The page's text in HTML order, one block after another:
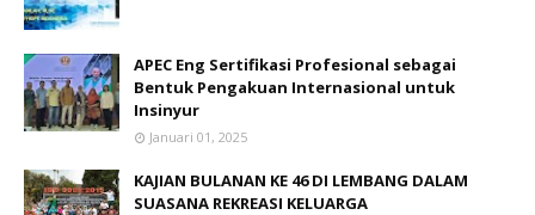
APEC Eng Sertifikasi Profesional sebagai
Bentuk Pengakuan Internasional untuk
Insinyur
Januari 01, 2025
KAJIAN BULANAN KE 46 DI LEMBANG DALAM
SUASANA REKREASI KELUARGA